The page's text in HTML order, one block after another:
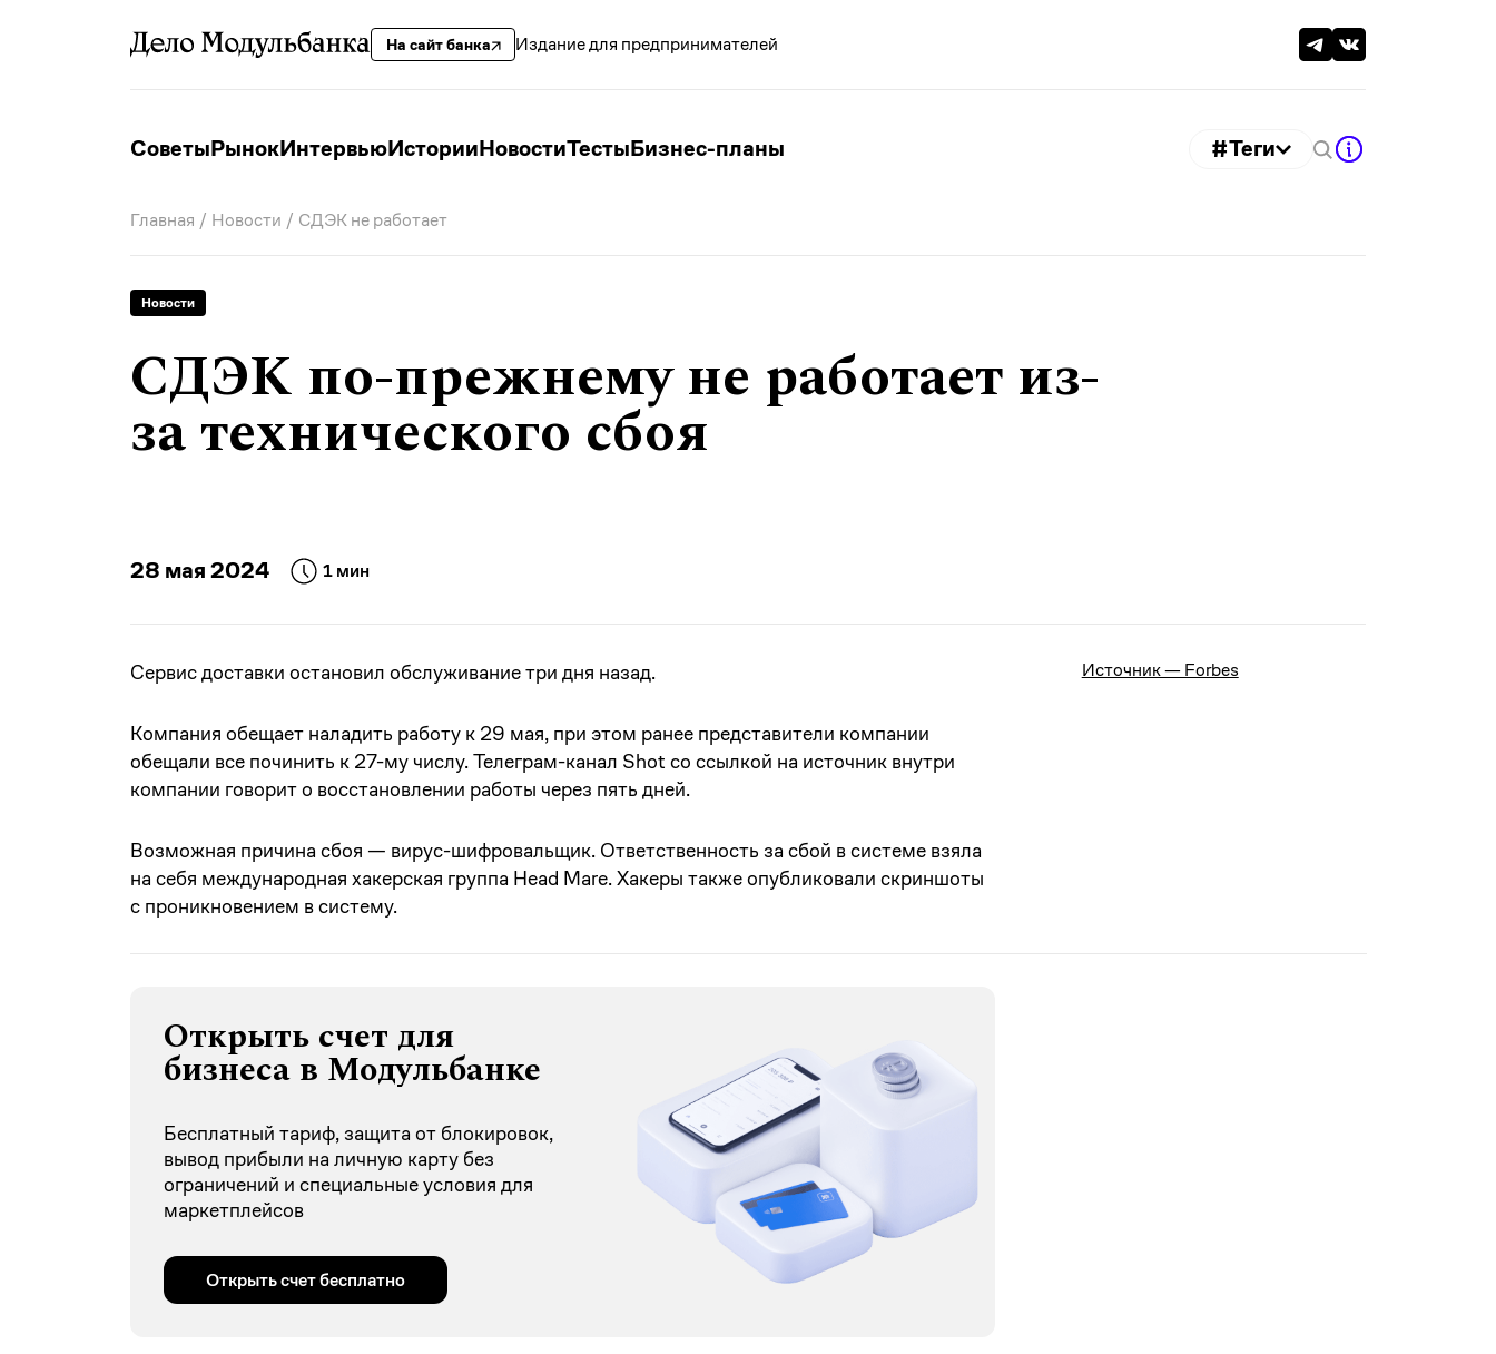
На сайт банка Издание для предпринимателей
СоветыРынокИнтервьюИсторииНовостиТестыБизнес-планы #Теги
Главная / Новости / СДЭК не работает
Новости
СДЭК по-прежнему не работает из-
за технического сбоя
28 мая 2024 1 мин
Источник — Forbes
Сервис доставки остановил обслуживание три дня назад.
Компания обещает наладить работу к 29 мая, при этом ранее представители компании
обещали все починить к 27-му числу. Телеграм-канал Shot со ссылкой на источник внутри
компании говорит о восстановлении работы через пять дней.
Возможная причина сбоя — вирус-шифровальщик. Ответственность за сбой в системе взяла
на себя международная хакерская группа Head Mare. Хакеры также опубликовали скриншоты
с проникновением в систему.
Открыть счет для
бизнеса в Модульбанке
Бесплатный тариф, защита от блокировок,
вывод прибыли на личную карту без
ограничений и специальные условия для
маркетплейсов
Открыть счет бесплатно